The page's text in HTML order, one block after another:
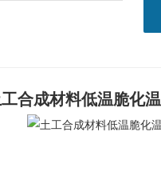
合成材料低温脆化